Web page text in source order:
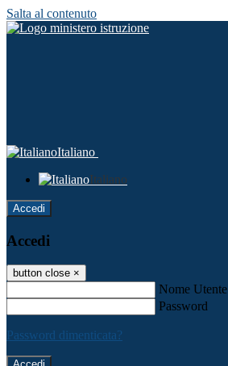
Salta al contenuto
Italiano
Italiano
Accedi
Accedi
button close ×
Nome Utente
Password
Password dimenticata?